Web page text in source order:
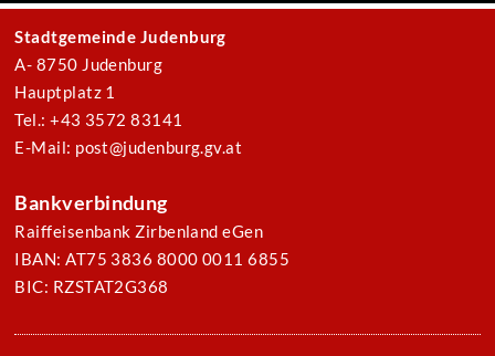
Stadtgemeinde Judenburg
A- 8750 Judenburg
Hauptplatz 1
Tel.: +43 3572 83141
E-Mail: post@judenburg.gv.at
Bankverbindung
Raiffeisenbank Zirbenland eGen
IBAN: AT75 3836 8000 0011 6855
BIC: RZSTAT2G368